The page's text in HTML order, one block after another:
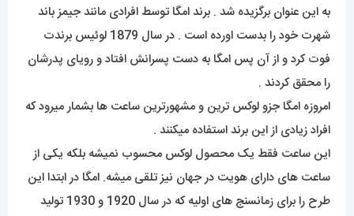
به این عنوان برگزیده شد . برند امگا توسط افرادی مانند جیمز باند
شهرت خود را بدست اورده است . در سال 1879 لوئیس برندت
فوت کرد و از آن پس امگا به دست پسرانش افتاد و رویای پدرشان
را محقق کردند .
امروزه امگا جزو لوکس ترین و مشهورترین ساعت ها بشمار میرود که
افراد زیادی از این برند استفاده میکنند .
این ساعت فقط یک محصول لوکس محسوب نمیشه بلکه یکی از
ساعت های دارای هویت در جهان نیز تلقی میشه. امگا در ابتدا این
طرح را برای زمانسنج های اولیه که در سال 1920 و 1930 تولید